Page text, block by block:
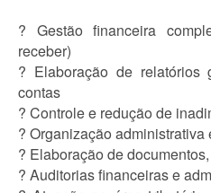
? Gestão financeira
receber)
? Elaboração de relatórios
contas
? Controle e redução de
? Organização administrativa
? Elaboração de
? Auditorias financeiras e